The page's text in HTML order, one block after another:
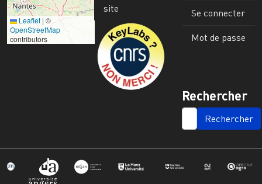
Leaflet | ©
OpenStreetMap
contributors
site
Image
Se connecter
Mot de passe
Rechercher
SEARCH